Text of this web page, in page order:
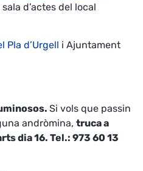
d’actes del local
Pla d’Urgell i Ajuntament
Si vols que passin
andròmina, truca a
dia 16. Tel.: 973 60 13